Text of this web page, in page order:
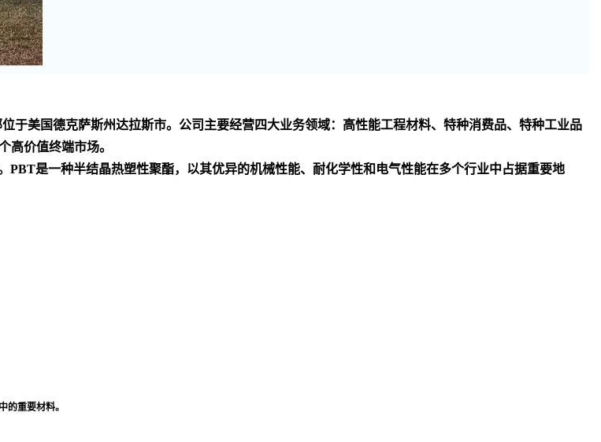
于美国德克萨斯州达拉斯市。公司主要经营四大业务领域：高性能工程材料、特种消费品、特种工业品
高价值终端市场。
是一种半结晶热塑性聚酯，以其优异的机械性能、耐化学性和电气性能在多个行业中占据重要地
的重要材料。